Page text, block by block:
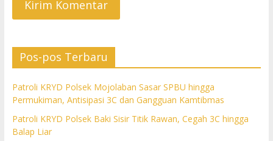
Pos-pos Terbaru
Patroli KRYD Polsek Mojolaban Sasar SPBU hingga
Permukiman, Antisipasi 3C dan Gangguan Kamtibmas
Patroli KRYD Polsek Baki Sisir Titik Rawan, Cegah 3C hingga
Balap Liar